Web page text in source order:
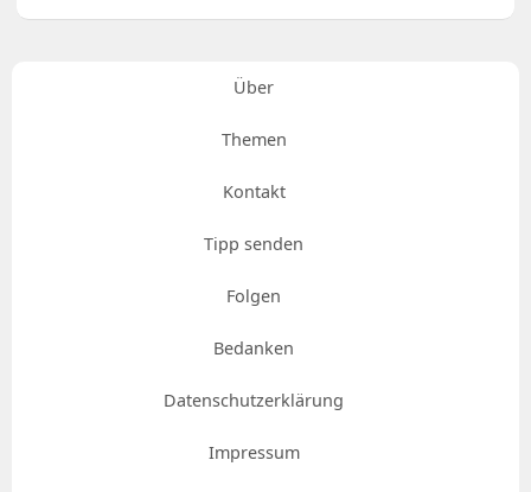
Über
Themen
Kontakt
Tipp senden
Folgen
Bedanken
Datenschutzerklärung
Impressum